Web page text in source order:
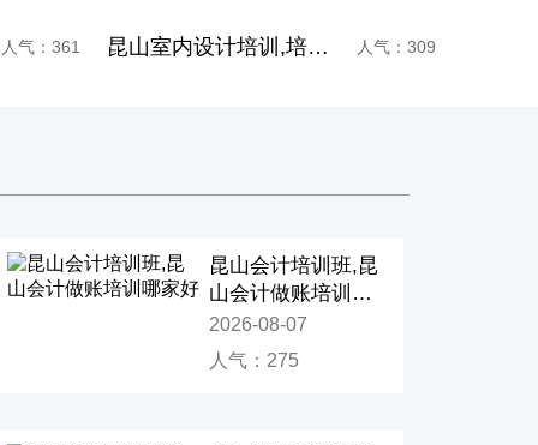
培训 人气：309 昆山平面设计培训,平面设计软件培训,平面设计好学吗十大排名 人气：176
昆山会计培训班,昆
山会计做账培训哪
家好
2026-08-07
人气：275